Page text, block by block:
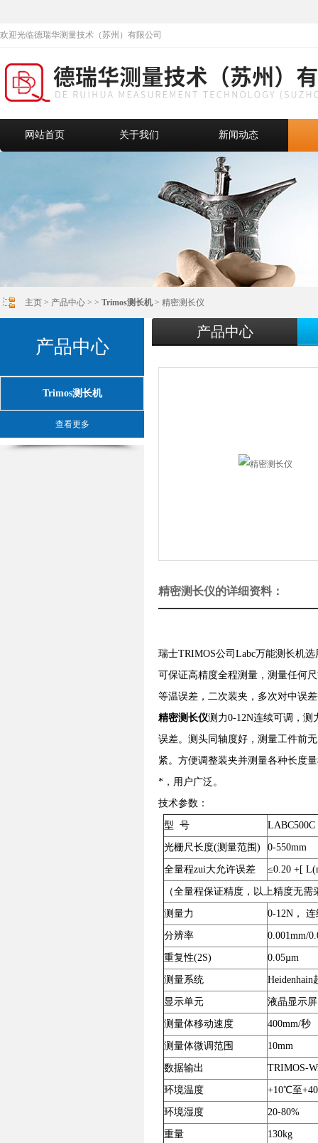
欢迎光临德瑞华测量技术（苏州）有限公司
网站首页 关于我们 新闻动态
主页 > 产品中心 > > Trimos测长机 > 精密测长仪
产品中心
Trimos测长机
查看更多
产品中心
精密测长仪的详细资料：
瑞士TRIMOS公司Labc万能测长机
可保证高精度全程测量，测量任何
等温误差，二次装夹，多次对中误
精密测长仪测力0-12N连续可调，
误差。测头同轴度好，测量工件前
紧。方便调整装夹并测量各种长度
*，用户广泛。
技术参数：
型 号 LABC500C
光栅尺长度(测量范围) 0-550mm
全量程zui大允许误差 ≤0.20 +[
（全量程保证精度，以上精度无需
测量力 0-12N，
分辨率 0.001mm/
重复性(2S) 0.05µm
测量系统
显示单元 液晶显示
测量体移动速度 400mm/秒
测量体微调范围 10mm
数据输出 TRIMOS-
环境温度 +10℃至
环境湿度 20-80%
重量 130kg